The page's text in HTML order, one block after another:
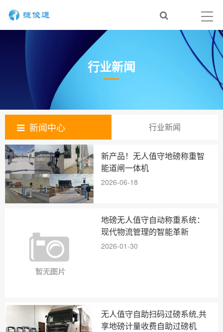
行业新闻
新闻中心 行业新闻
新产品！无人值守地磅称重智
能道闸一体机
2026-06-18
地磅无人值守自动称重系统：
现代物流管理的智能革新
2026-01-30
无人值守自助扫码过磅系统,共
享地磅计量收费自助过磅机